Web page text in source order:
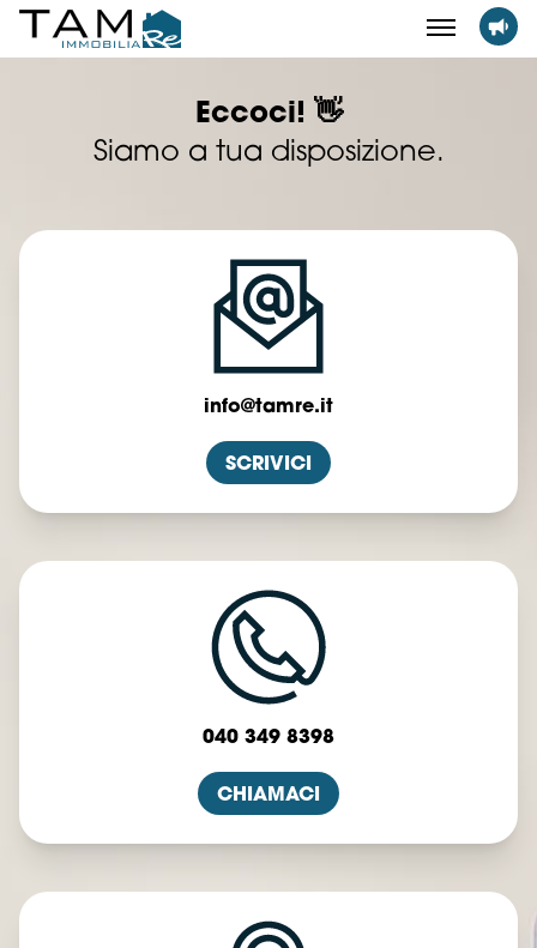
Eccoci! 👋
Siamo a tua disposizione.
info@tamre.it
SCRIVICI
040 349 8398
CHIAMACI